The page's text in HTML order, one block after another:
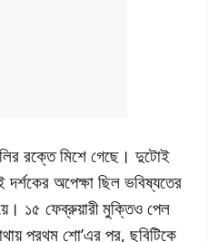
রক্তে মিশে গেছে। দুটোই
অপেক্ষা ছিল ভবিষ্যতের
১৫ ফেব্রুয়ারী মুক্তিও পেল
প্রথম শো’এর পর, ছবিটিকে